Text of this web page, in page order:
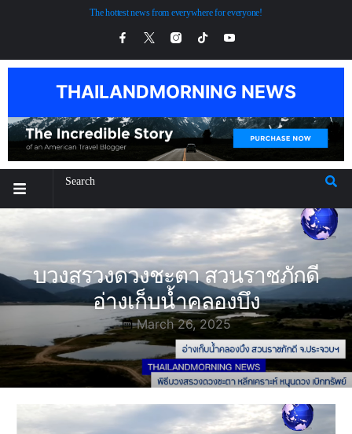
The hottest news from everywhere for everyone!
THAILANDMORNING NEWS
บวงสรวงดวงชะตา สวนราชภักดี
อ่างเก็บน้ำคลองบึง
March 26, 2025